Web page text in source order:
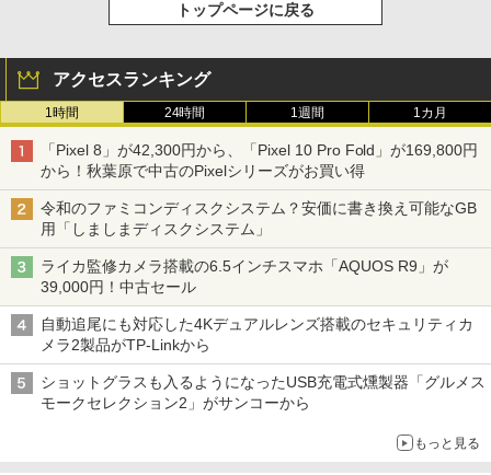
トップページに戻る
アクセスランキング
1時間 24時間 1週間 1カ月
「Pixel 8」が42,300円から、「Pixel 10 Pro Fold」が169,800円
から！秋葉原で中古のPixelシリーズがお買い得
令和のファミコンディスクシステム？安価に書き換え可能なGB
用「しましまディスクシステム」
ライカ監修カメラ搭載の6.5インチスマホ「AQUOS R9」が
39,000円！中古セール
自動追尾にも対応した4Kデュアルレンズ搭載のセキュリティカ
メラ2製品がTP-Linkから
ショットグラスも入るようになったUSB充電式燻製器「グルメス
モークセレクション2」がサンコーから
もっと見る